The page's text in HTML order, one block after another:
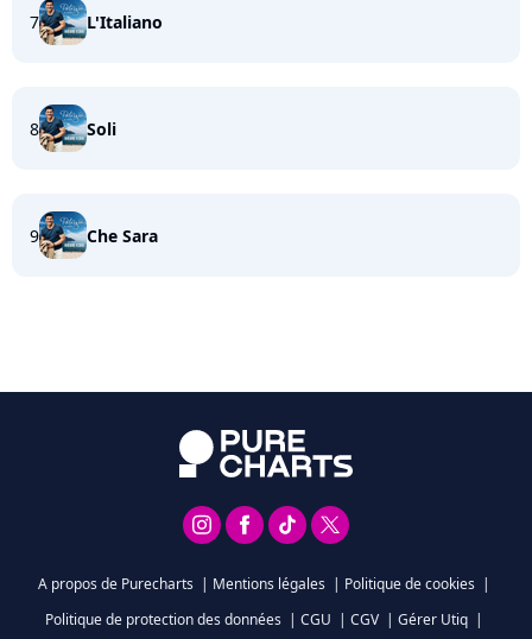
7 L'Italiano
8 Soli
9 Che Sara
A propos de Purecharts | Mentions légales | Politique de cookies |
Politique de protection des données | CGU | CGV | Gérer Utiq |